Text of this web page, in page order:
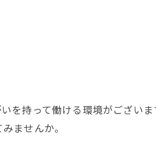
を持って働ける環境がございま
ませんか。